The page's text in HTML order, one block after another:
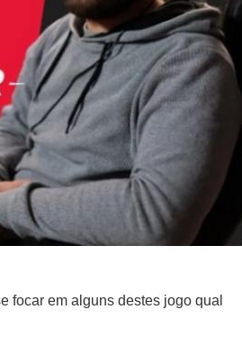
focar em alguns destes jogo qual